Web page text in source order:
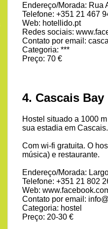
Endereço/Morada: Rua
Telefone: +351 21 467
Web: hotellido.pt
Redes sociais:
Contato por email:
Categoria: ***
Preço: 70 €
4. Cascais Bay
Hostel situado a 1000
sua estadia em Cascais.
Com wi-fi gratuita. O
música) e restaurante.
Endereço/Morada:
Telefone: +351 21 802
Web:
Contato por email:
Categoria: hostel
Preço: 20-30 €